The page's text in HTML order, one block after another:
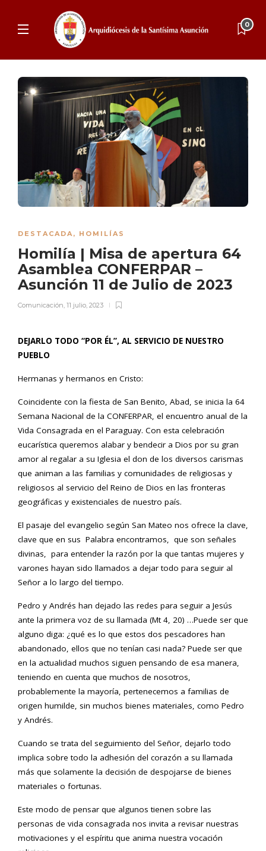
0
DESTACADA, HOMILÍAS
Homilía | Misa de apertura 64
Asamblea CONFERPAR –
Asunción 11 de Julio de 2023
Comunicación, 11 julio, 2023
DEJARLO TODO “POR ÉL”, AL SERVICIO DE NUESTRO
PUEBLO
Hermanas y hermanos en Cristo:
Coincidente con la fiesta de San Benito, Abad, se inicia la 64
Semana Nacional de la CONFERPAR, el encuentro anual de la
Vida Consagrada en el Paraguay. Con esta celebración
eucarística queremos alabar y bendecir a Dios por su gran
amor al regalar a su Iglesia el don de los diversos carismas
que animan a las familias y comunidades de religiosas y
religiosos al servicio del Reino de Dios en las fronteras
geográficas y existenciales de nuestro país.
El pasaje del evangelio según San Mateo nos ofrece la clave,
clave que en sus Palabra encontramos, que son señales
divinas, para entender la razón por la que tantas mujeres y
varones hayan sido llamados a dejar todo para seguir al
Señor a lo largo del tiempo.
Pedro y Andrés han dejado las redes para seguir a Jesús
ante la primera voz de su llamada (Mt 4, 20) …Puede ser que
alguno diga: ¿qué es lo que estos dos pescadores han
abandonado, ellos que no tenían casi nada? Puede ser que
en la actualidad muchos siguen pensando de esa manera,
teniendo en cuenta que muchos de nosotros,
probablemente la mayoría, pertenecemos a familias de
origen humilde, sin muchos bienes materiales, como Pedro
y Andrés.
Cuando se trata del seguimiento del Señor, dejarlo todo
implica sobre todo la adhesión del corazón a su llamada
más que solamente la decisión de despojarse de bienes
materiales o fortunas.
Este modo de pensar que algunos tienen sobre las
personas de vida consagrada nos invita a revisar nuestras
motivaciones y el espíritu que anima nuestra vocación